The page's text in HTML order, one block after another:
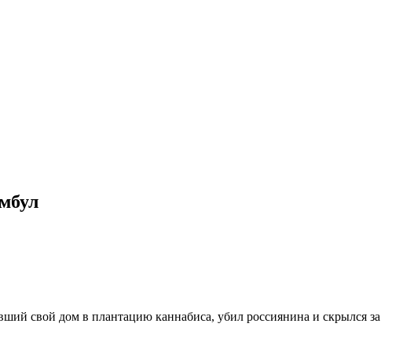
свой дом в плантацию каннабиса, убил россиянина и скрылся за